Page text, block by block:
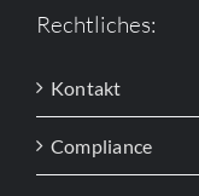
Rechtliches:
Kontakt
Compliance